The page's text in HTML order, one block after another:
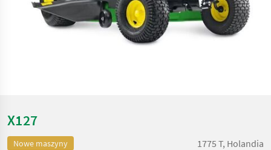
X127
Nowe maszyny 1775 T, Holandia